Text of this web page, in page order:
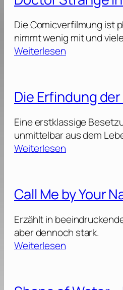
r
s
[
2
4
]
e
a
n
d
l
2
0
2
Die Comicverfilmung ist
nimmt wenig mit und
Weiterlesen:
t
r
S
t
n
e
i
n
e
Die Erfindung
Eine erstklassige
unmittelbar aus dem
Weiterlesen:
E
f
i
n
Call Me by Your
Erzählt in
aber dennoch stark.
Weiterlesen:
l